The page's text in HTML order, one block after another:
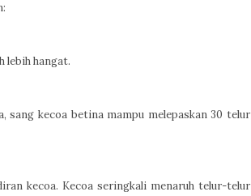
lebih hangat.
sang kecoa betina mampu melepaskan 30 telur
kecoa. Kecoa seringkali menaruh telur-telur